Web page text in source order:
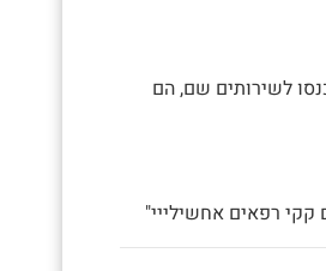
לשירותים שם, הם
רפאים אחשילייי"